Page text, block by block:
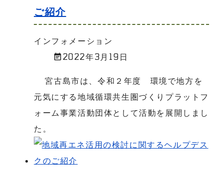
ご紹介
インフォメーション
2022年3月19日
宮古島市は、令和２年度 環境で地方を
元気にする地域循環共生圏づくりプラットフ
ォーム事業活動団体として活動を展開しまし
た。